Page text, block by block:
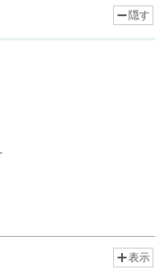
隠す
表示